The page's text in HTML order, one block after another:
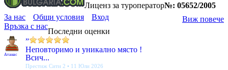
Лиценз за туроператор№: 05652/2005
Виж повече
За нас Общи условия
Вход
Връзка с нас
Последни оценки
Атанас
”
Неповторимо и уникално място !
Всич...
Престиж Сити 2 • 11 Юли 2026